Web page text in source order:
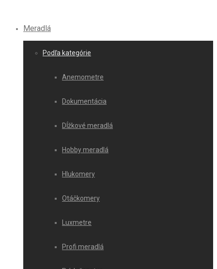
Meradlá
Podľa kategórie
Anemometre
Dokumentácia
Dĺžkové meradlá
Hobby meradlá
Hlukomery
Otáčkomery
Luxmetre
Profi meradlá